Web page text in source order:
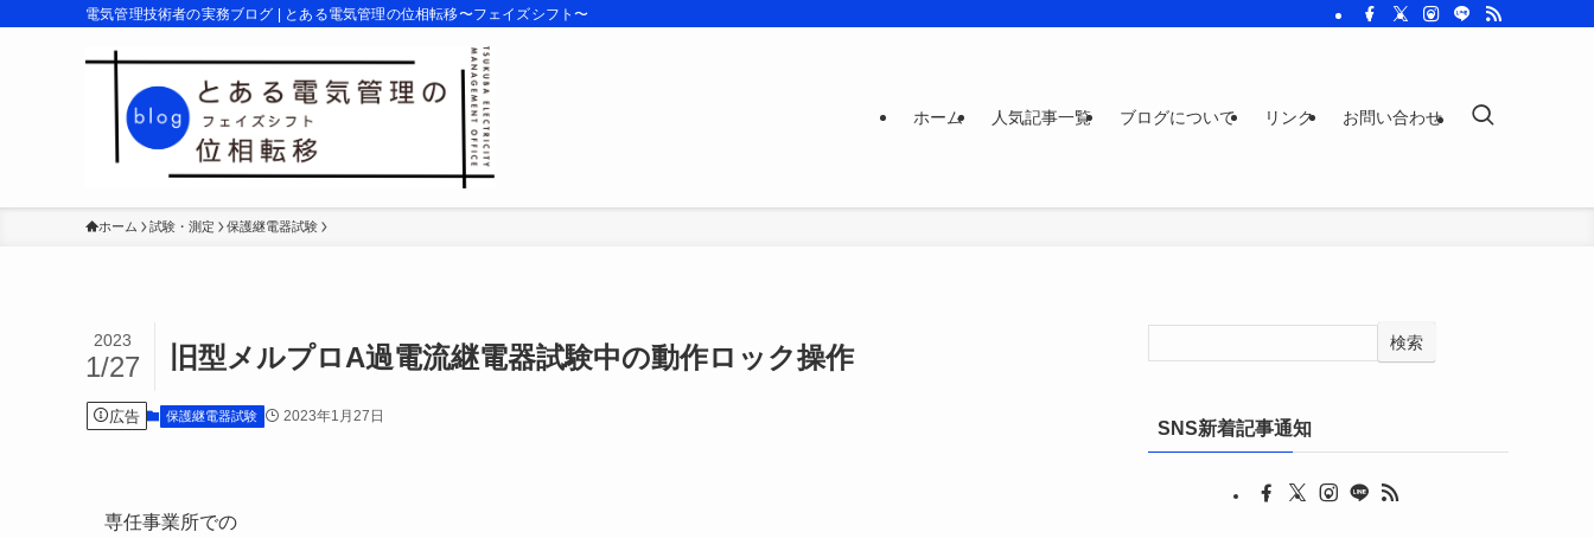
電気管理技術者の実務ブログ | とある電気管理の位相転移〜フェイズシフト〜
ホーム 人気記事一覧 ブログについて リンク お問い合わせ
ホーム 試験・測定 保護継電器試験
旧型メルプロA過電流継電器試験中の動作ロック操作
2023
1/27
広告 保護継電器試験 2023年1月27日
専任事業所での
検索
SNS新着記事通知